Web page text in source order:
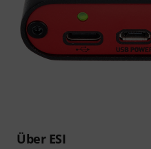
Über ESI